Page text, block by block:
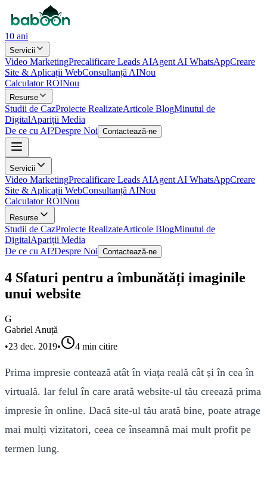
10 ani
Servicii
Video MarketingPrecalificare Leads AIAgent AI WhatsAppCreare
Site & Aplicații WebConsultanță AINou
Calculator ROINou
Resurse
Studii de CazProiecte RealizateArticole BlogMinutul de
DigitalApariții Media
De ce cu AI?Despre Noi Contactează-ne
Servicii
Video MarketingPrecalificare Leads AIAgent AI WhatsAppCreare
Site & Aplicații WebConsultanță AINou
Calculator ROINou
Resurse
Studii de CazProiecte RealizateArticole BlogMinutul de
DigitalApariții Media
De ce cu AI?Despre Noi Contactează-ne
4 Sfaturi pentru a îmbunătăți imaginile
unui website
G
Gabriel Anuță
•23 dec. 2019• 4 min citire
Prima impresie contează atât în viața reală cât și în cea în
virtuală. Iar felul în care arată website-ul tău creează prima
impresie în online. Dacă site-ul tău arată bine, poate atrage
mai mulți vizitatori, ceea ce înseamnă mai mult profit pe
termen lung.